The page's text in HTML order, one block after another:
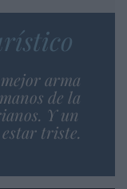
arma
de la
Y un
triste.